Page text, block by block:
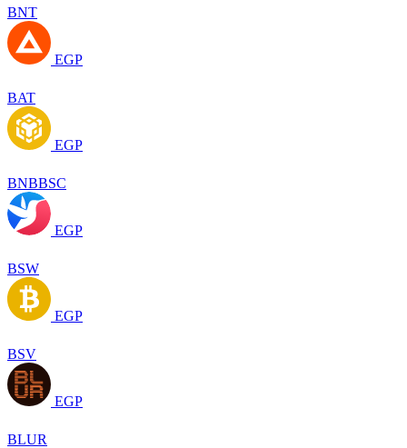
BNT
EGP
BAT
EGP
BNBBSC
EGP
BSW
EGP
BSV
EGP
BLUR